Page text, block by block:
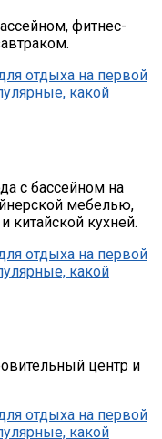
фитнес-
с бассейном на
мебелью,
китайской кухней.
центр и